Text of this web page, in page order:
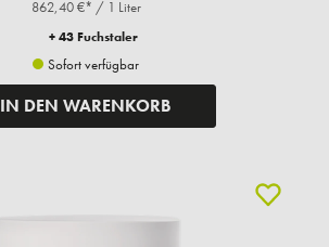
862,40 €* / 1 Liter
+ 43 Fuchstaler
Sofort verfügbar
IN DEN WARENKORB